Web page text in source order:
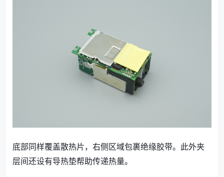
底部同样覆盖散热片，右侧区域包裹绝缘胶带。此外夹
层间还设有导热垫帮助传递热量。